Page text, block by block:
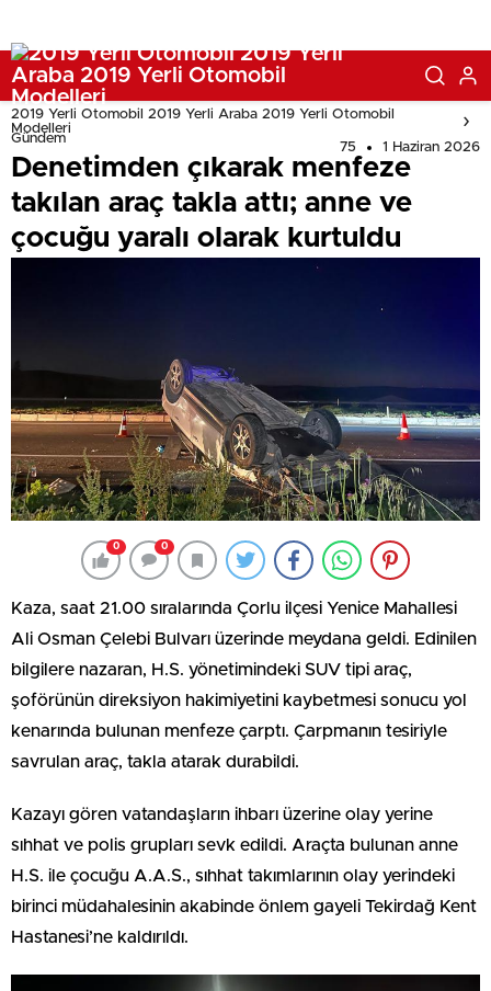
2019 Yerli Otomobil 2019 Yerli Araba 2019 Yerli Otomobil
Modelleri
Gündem
75 1 Haziran 2026
Denetimden çıkarak menfeze
takılan araç takla attı; anne ve
çocuğu yaralı olarak kurtuldu
0 0
Kaza, saat 21.00 sıralarında Çorlu ilçesi Yenice Mahallesi
Ali Osman Çelebi Bulvarı üzerinde meydana geldi. Edinilen
bilgilere nazaran, H.S. yönetimindeki SUV tipi araç,
şoförünün direksiyon hakimiyetini kaybetmesi sonucu yol
kenarında bulunan menfeze çarptı. Çarpmanın tesiriyle
savrulan araç, takla atarak durabildi.
Kazayı gören vatandaşların ihbarı üzerine olay yerine
sıhhat ve polis grupları sevk edildi. Araçta bulunan anne
H.S. ile çocuğu A.A.S., sıhhat takımlarının olay yerindeki
birinci müdahalesinin akabinde önlem gayeli Tekirdağ Kent
Hastanesi’ne kaldırıldı.